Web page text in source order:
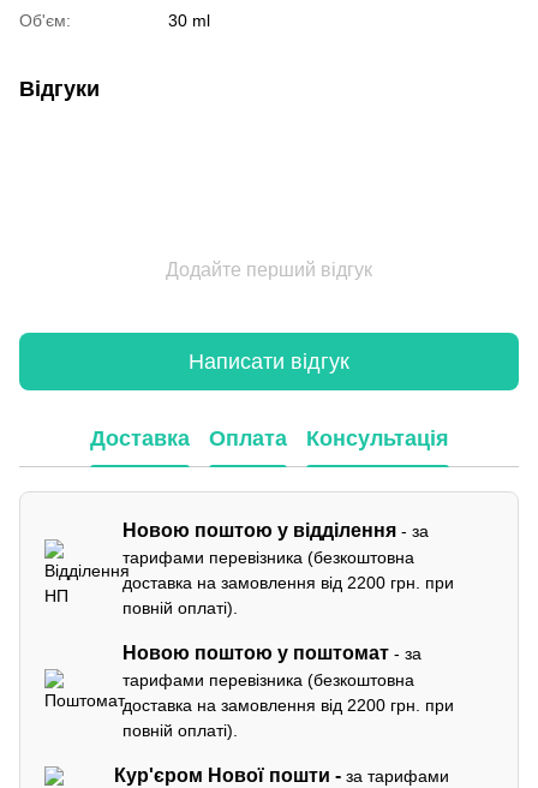
Об'єм:
30 ml
Відгуки
Додайте перший відгук
Написати відгук
Доставка Оплата Консультація
Новою поштою у відділення - за
тарифами перевізника (безкоштовна
доставка на замовлення від 2200 грн. при
повній оплаті).
Новою поштою у поштомат - за
тарифами перевізника (безкоштовна
доставка на замовлення від 2200 грн. при
повній оплаті).
Кур'єром Нової пошти -за тарифами